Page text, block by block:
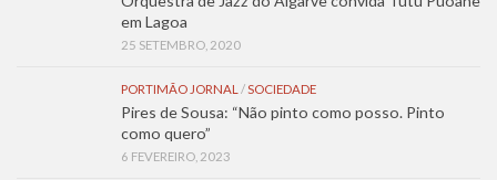
em Lagoa
25 SETEMBRO, 2020
PORTIMÃO JORNAL /SOCIEDADE
Pires de Sousa: “Não pinto como posso. Pinto
como quero”
6 FEVEREIRO, 2023